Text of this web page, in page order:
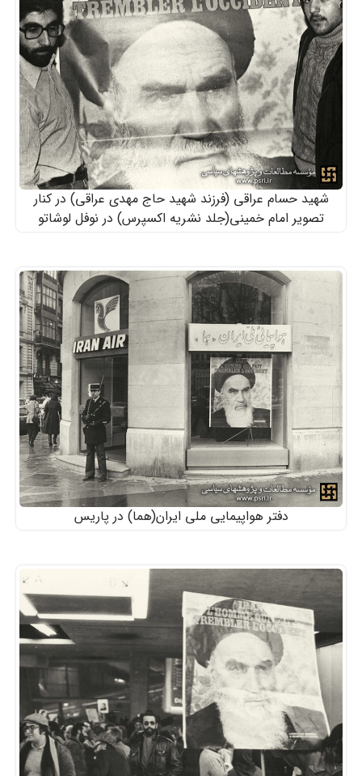
شهید حسام عراقی (فرزند شهید حاج مهدی عراقی) در کنار
تصویر امام خمینی(جلد نشریه اکسپرس) در نوفل لوشاتو
دفتر هواپیمایی ملی ایران(هما) در پاریس